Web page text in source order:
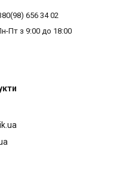
656 34 02
Пт з 9:00 до 18:00